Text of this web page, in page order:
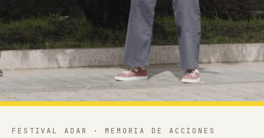
FESTIVAL ADAR · MEMORIA DE ACCIONES